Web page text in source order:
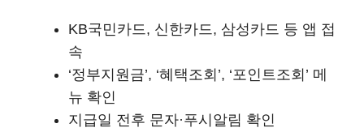
KB국민카드, 신한카드, 삼성카드 등 앱 접
속
‘정부지원금’, ‘혜택조회’, ‘포인트조회’ 메
뉴 확인
지급일 전후 문자·푸시알림 확인